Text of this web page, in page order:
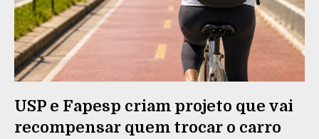
USP e Fapesp criam projeto que vai
recompensar quem trocar o carro